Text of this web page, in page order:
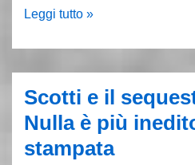
30
Peppino
Moccia.
Era
Leggi tutto »
Scotti e il
Nulla è più
stampata